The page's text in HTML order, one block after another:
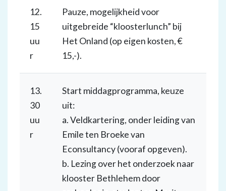
12.
15
uu
r
Pauze, mogelijkheid voor
uitgebreide “kloosterlunch” bij
Het Onland (op eigen kosten, €
15,-).
13.
30
uu
r
Start middagprogramma, keuze
uit:
a. Veldkartering, onder leiding van
Emile ten Broeke van
Econsultancy (vooraf opgeven).
b. Lezing over het onderzoek naar
klooster Bethlehem door